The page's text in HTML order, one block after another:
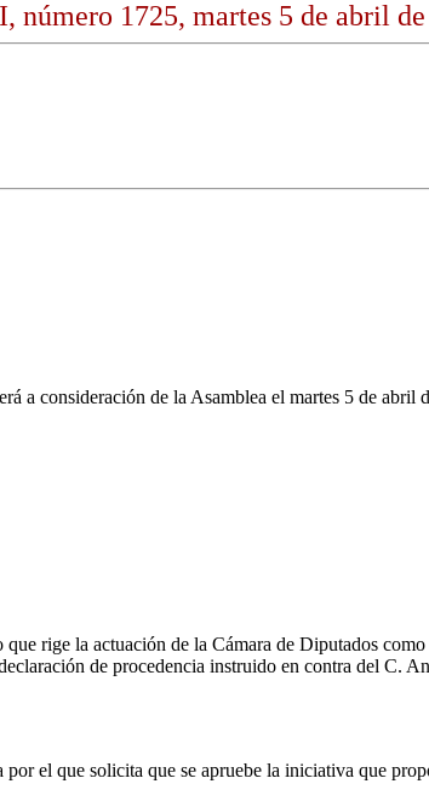
número 1725, martes 5 de abril
a consideración de la Asamblea el martes 5 de abril
rige la actuación de la Cámara de Diputados
de procedencia instruido en contra del C.
el que solicita que se apruebe la iniciativa que